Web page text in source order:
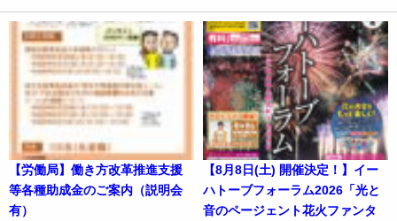
【労働局】働き方改革推進支援
等各種助成金のご案内（説明会
有）
【8月8日(土) 開催決定！】イー
ハトーブフォーラム2026「光と
音のページェント花火ファンタ